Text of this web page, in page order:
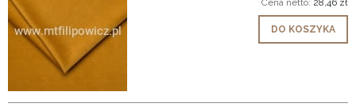
Cena netto: 28,46 zł
DO KOSZYKA